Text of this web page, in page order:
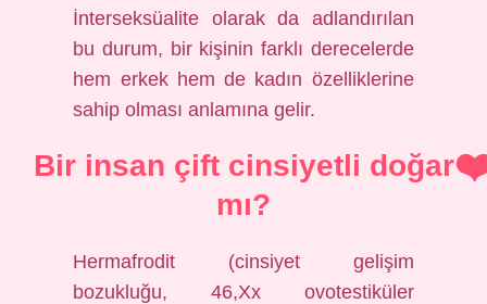
İnterseksüalite olarak da adlandırılan
bu durum, bir kişinin farklı derecelerde
hem erkek hem de kadın özelliklerine
sahip olması anlamına gelir.
Bir insan çift cinsiyetli doğar
mı?
Hermafrodit (cinsiyet gelişim
bozukluğu, 46,Xx ovotestiküler